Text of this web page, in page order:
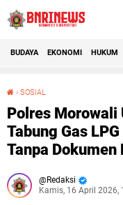
BUDAYA EKONOMI HUKUM
› SOSIAL
Polres Morowali
Tabung Gas
Tanpa Dokumen
Redaksi
Kamis, 16 April 2026,